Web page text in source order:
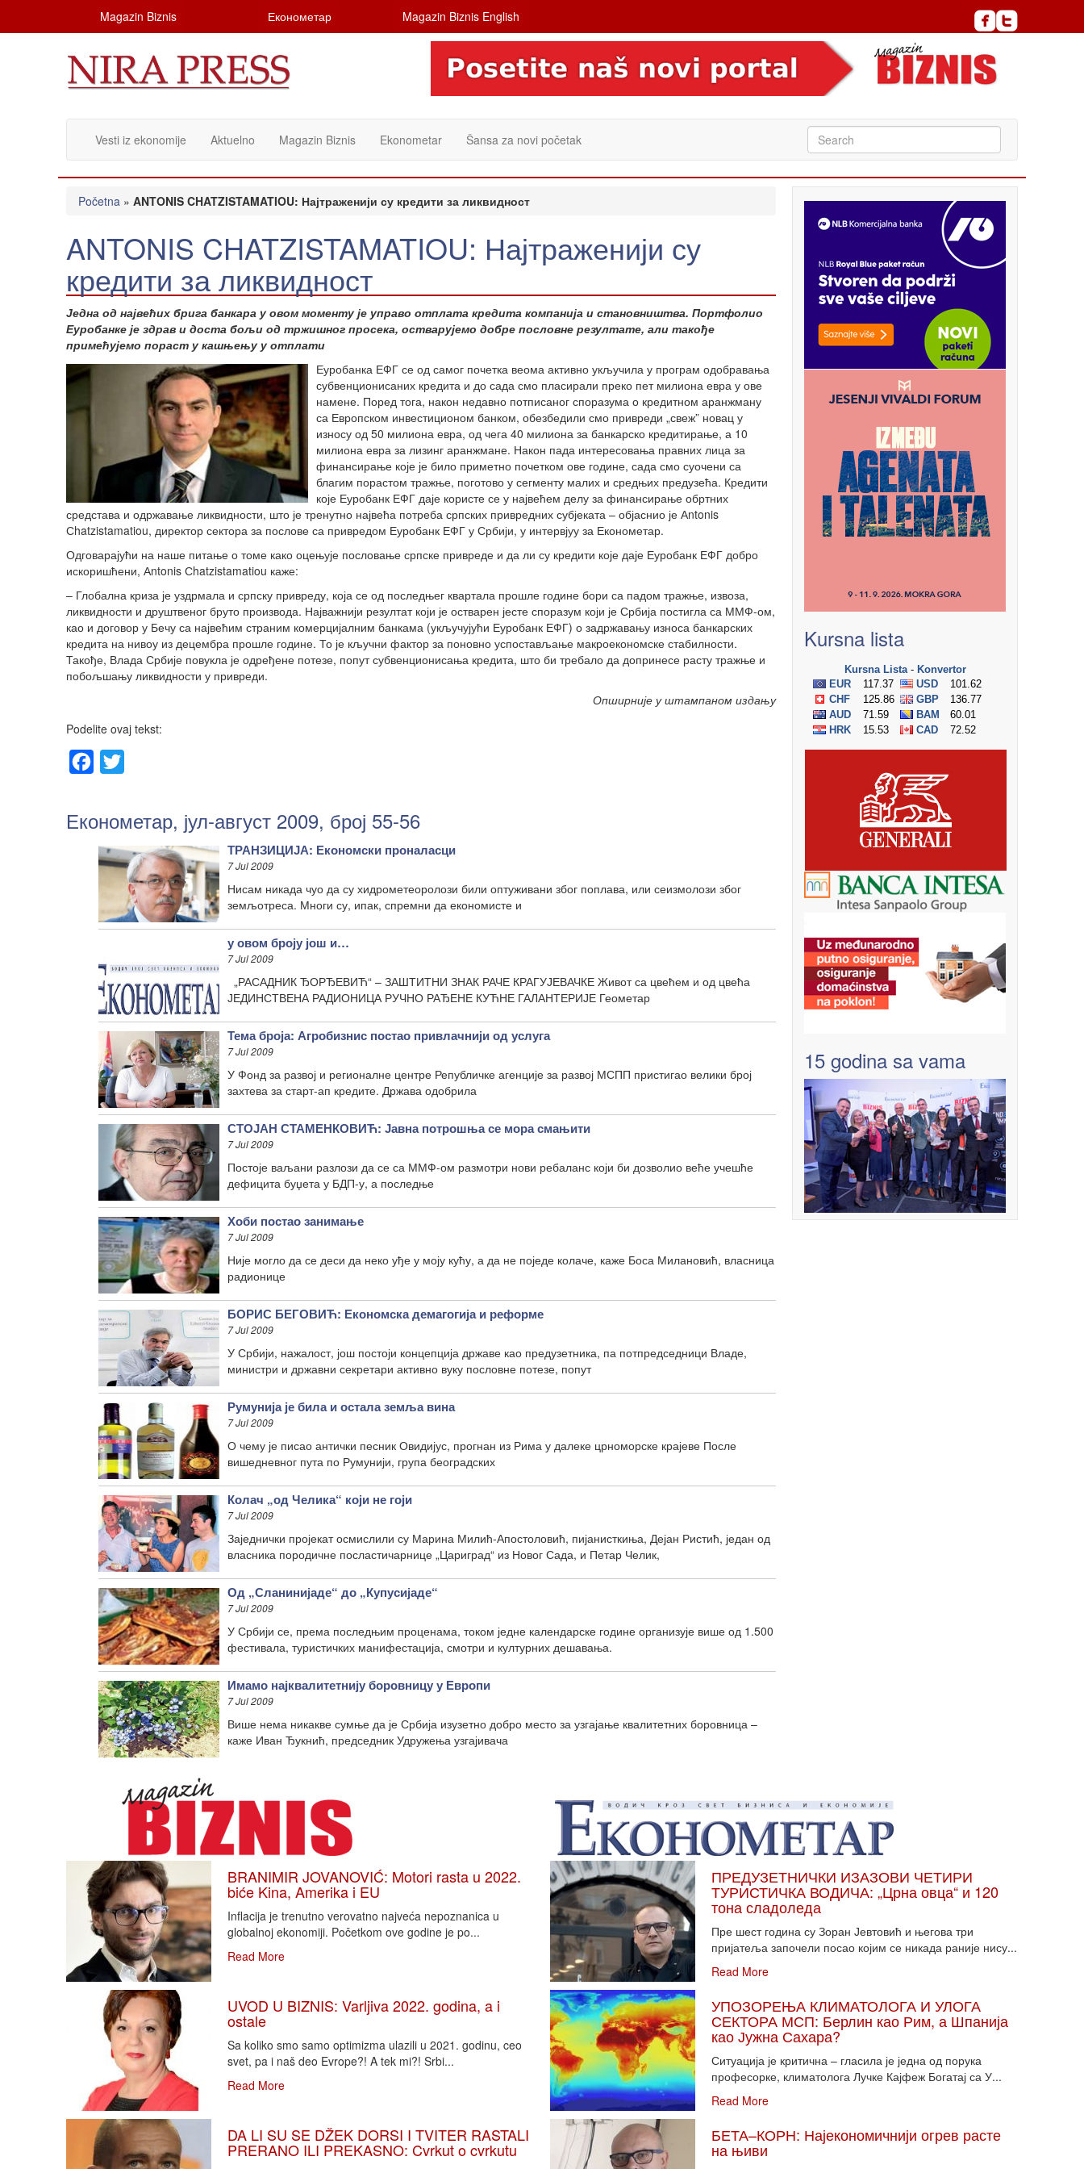
Magazin Biznis Економетар Magazin Biznis English
Vesti iz ekonomije Aktuelno Magazin Biznis Ekonometar Šansa za novi početak
Početna » ANTONIS CHATZISTAMATIOU: Најтраженији су кредити за ликвидност
ANTONIS CHATZISTAMATIOU: Најтраженији су
кредити за ликвидност
Једна од највећих брига банкара у овом моменту је управо отплата кредита компанија и становништва. Портфолио
Еуробанке је здрав и доста бољи од тржишног просека, остварујемо добре пословне резултате, али такође
примећујемо пораст у кашњењу у отплати
Еуробанка ЕФГ се од самог почетка веома активно укључила у програм одобравања
субвенционисаних кредита и до сада смо пласирали преко пет милиона евра у ове
намене. Поред тога, након недавно потписаног споразума о кредитном аранжману
са Европском инвестиционом банком, обезбедили смо привреди „свеж” новац у
износу од 50 милиона евра, од чега 40 милиона за банкарско кредитирање, а 10
милиона евра за лизинг аранжмане. Након пада интересовања правних лица за
финансирање које је било приметно почетком ове године, сада смо суочени са
благим порастом тражње, поготово у сегменту малих и средњих предузећа. Кредити
које Еуробанк ЕФГ даје користе се у највећем делу за финансирање обртних
средстава и одржавање ликвидности, што је тренутно највећа потреба српских привредних субјеката – објаснио је Аntonis
Сhatzistamatiou, директор сектора за послове са привредом Еуробанк ЕФГ у Србији, у интервјуу за Економетар.
Одговарајући на наше питање о томе како оцењује пословање српске привреде и да ли су кредити које даје Еуробанк ЕФГ добро
искоришћени, Аntonis Сhatzistamatiou каже:
– Глобална криза је уздрмала и српску привреду, која се од последњег квартала прошле године бори са падом тражње, извоза,
ликвидности и друштвеног бруто производа. Најважнији резултат који је остварен јесте споразум који је Србија постигла са ММФ-ом,
као и договор у Бечу са највећим страним комерцијалним банкама (укључујући Еуробанк ЕФГ) о задржавању износа банкарских
кредита на нивоу из децембра прошле године. То је кључни фактор за поновно успостављање макроекономске стабилности.
Такође, Влада Србије повукла је одређене потезе, попут субвенционисања кредита, што би требало да допринесе расту тражње и
побољшању ликвидности у привреди.
Опширније у штампаном издању
Podelite ovaj tekst:
Facebook
Економетар, јул-август 2009, број 55-56
ТРАНЗИЦИЈА: Економски проналасци
7 Jul 2009
Нисам никада чуо да су хидрометеоролози били оптуживани због поплава, или сеизмолози због
земљотреса. Многи су, ипак, спремни да економисте и
у овом броју још и…
7 Jul 2009
„РАСАДНИК ЂОРЂЕВИЋ“ – ЗАШТИТНИ ЗНАК РАЧЕ КРАГУЈЕВАЧКЕ Живот са цвећем и од цвећа
ЈЕДИНСТВЕНА РАДИОНИЦА РУЧНО РАЂЕНЕ КУЋНЕ ГАЛАНТЕРИЈЕ Геометар
Тема броја: Агробизнис постао привлачнији од услуга
7 Jul 2009
У Фонд за развој и регионалне центре Републичке агенције за развој МСПП пристигао велики број
захтева за старт-ап кредите. Држава одобрила
СТОЈАН СТАМЕНКОВИЋ: Јавна потрошња се мора смањити
7 Jul 2009
Постоје ваљани разлози да се са ММФ-ом размотри нови ребаланс који би дозволио веће учешће
дефицита буџета у БДП-у, а последње
Хоби постао занимање
7 Jul 2009
Није могло да се деси да неко уђе у моју кућу, а да не поједе колаче, каже Боса Милановић, власница
радионице
БОРИС БЕГОВИЋ: Економска демагогија и реформе
7 Jul 2009
У Србији, нажалост, још постоји концепција државе као предузетника, па потпредседници Владе,
министри и државни секретари активно вуку пословне потезе, попут
Румунија је била и остала земља вина
7 Jul 2009
О чему је писао антички песник Овидијус, прогнан из Рима у далеке црноморске крајеве После
вишедневног пута по Румунији, група београдских
Колач „од Челика“ који не гоји
7 Jul 2009
Заједнички пројекат осмислили су Марина Милић-Апостоловић, пијанисткиња, Дејан Ристић, један од
власника породичне посластичарнице „Цариград“ из Новог Сада, и Петар Челик,
Од „Сланинијаде“ до „Купусијаде“
7 Jul 2009
У Србији се, према последњим проценама, током једне календарске године организује више од 1.500
фестивала, туристичких манифестација, смотри и културних дешавања.
Имамо најквалитетнију боровницу у Европи
7 Jul 2009
Више нема никакве сумње да је Србија изузетно добро место за узгајање квалитетних боровница –
каже Иван Ђукнић, председник Удружења узгајивача
Kursna lista
15 godina sa vama
BRANIMIR JOVANOVIĆ: Motori rasta u 2022.
biće Kina, Amerika i EU
Inflacija je trenutno verovatno najveća nepoznanica u
globalnoj ekonomiji. Početkom ove godine je po...
Read More
UVOD U BIZNIS: Varljiva 2022. godina, a i
ostale
Sa koliko smo samo optimizma ulazili u 2021. godinu, ceo
svet, pa i naš deo Evrope?! A tek mi?! Srbi...
Read More
DA LI SU SE DŽEK DORSI I TVITER RASTALI
PRERANO ILI PREKASNO: Cvrkut o cvrkutu
ПРЕДУЗЕТНИЧКИ ИЗАЗОВИ ЧЕТИРИ
ТУРИСТИЧКА ВОДИЧА: „Црна овца“ и 120
тона сладоледа
Пре шест година су Зоран Јевтовић и његова три
пријатеља започели посао којим се никада раније нису...
Read More
УПОЗОРЕЊА КЛИМАТОЛОГА И УЛОГА
СЕКТОРА МСП: Берлин као Рим, а Шпанија
као Јужна Сахара?
Ситуација је критична – гласила је једна од порука
професорке, климатолога Лучке Кајфеж Богатај са У...
Read More
БЕТА–КОРН: Најекономичнији огрев расте
на њиви